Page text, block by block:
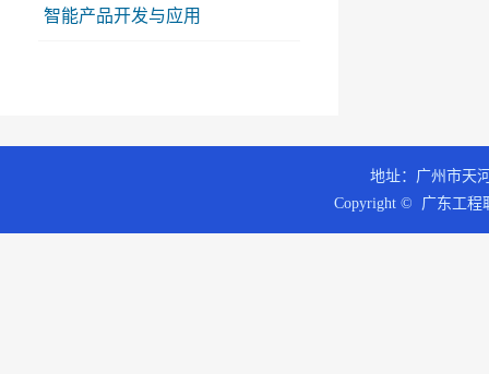
智能产品开发与应用
地址：广州市天
Copyright © 广东工程